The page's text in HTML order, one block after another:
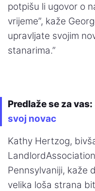
potpišu li ugovor o
vrijeme”, kaže
upravljate svojim
stanarima.”
Predlaže se za vas:
svoj novac
Kathy Hertzog,
Pennsylvaniji, kaže
velika loša strana